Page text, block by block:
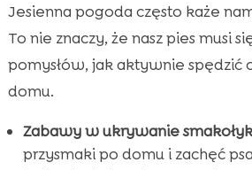
Jesienna pogoda często każe
To nie znaczy, że nasz pies musi
pomysłów, jak aktywnie spędzić
domu.
Zabawy w ukrywanie
przysmaki po domu i zachęć